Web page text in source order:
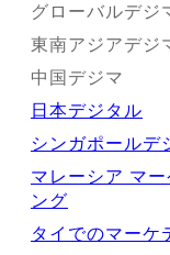
グローバルデジ
東南アジアデジ
中国デジマ
日本デジタル
シンガポールデ
マレーシア マー
ング
タイでのマーケ